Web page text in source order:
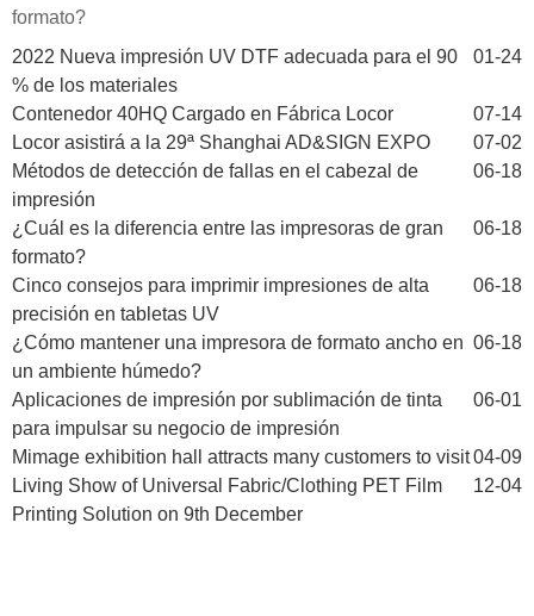
formato?
01-24
2022 Nueva impresión UV DTF adecuada para el 90
% de los materiales
07-14
Contenedor 40HQ Cargado en Fábrica Locor
07-02
Locor asistirá a la 29ª Shanghai AD&SIGN EXPO
06-18
Métodos de detección de fallas en el cabezal de
impresión
06-18
¿Cuál es la diferencia entre las impresoras de gran
formato?
06-18
Cinco consejos para imprimir impresiones de alta
precisión en tabletas UV
06-18
¿Cómo mantener una impresora de formato ancho en
un ambiente húmedo?
06-01
Aplicaciones de impresión por sublimación de tinta
para impulsar su negocio de impresión
04-09
Mimage exhibition hall attracts many customers to visit
12-04
Living Show of Universal Fabric/Clothing PET Film
Printing Solution on 9th December